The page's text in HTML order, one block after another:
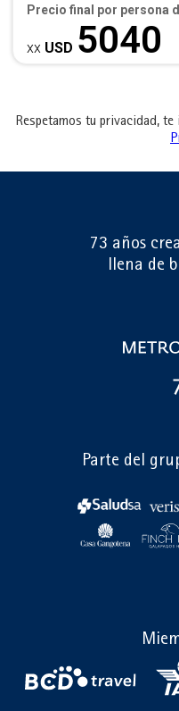
Precio final por persona
xx USD 5040
Respetamos tu privacidad,
73 años
llena de
Parte del